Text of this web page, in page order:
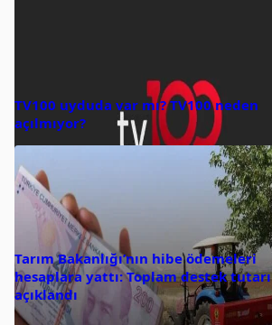
TV100 uyduda var mı? TV100 neden
açılmıyor?
Tarım Bakanlığı’nın hibe ödemeleri
hesaplara yattı: Toplam destek tutarı
açıklandı